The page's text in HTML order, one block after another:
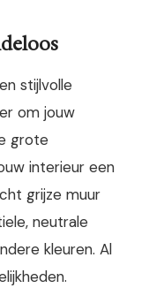
stijlvolle
om jouw
grote
interieur een
grijze muur
neutrale
kleuren. Al